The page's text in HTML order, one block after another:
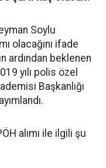
Soylu
olacağını ifade
ardından beklenen
yılı polis özel
Başkanlığı
alımı ile ilgili şu